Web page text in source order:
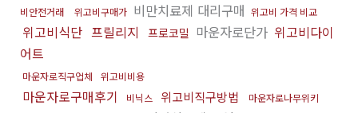
비안전거래
위고비구매가 비만치료제 대리구매 위고비 가격 비교
위고비식단 프릴리지 프로코밀 마운자로단가 위고비다이
어트
마운자로직구업체 위고비비용
마운자로구매후기 비닉스 위고비직구방법 마운자로나무위키